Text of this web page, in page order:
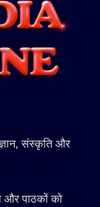
संस्कृति और
और पाठकों को